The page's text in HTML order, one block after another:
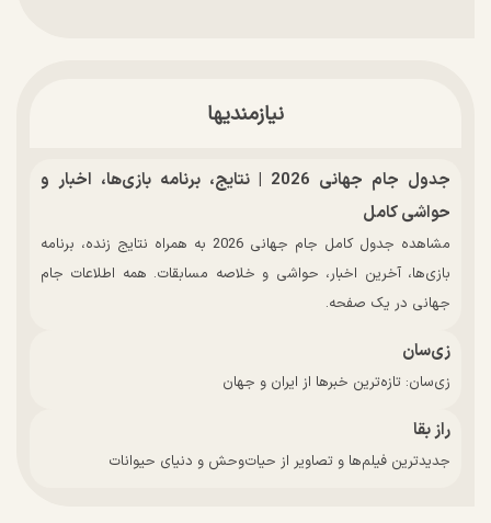
نیازمندیها
جدول جام جهانی 2026 | نتایج، برنامه بازی‌ها، اخبار و
حواشی کامل
مشاهده جدول کامل جام جهانی 2026 به همراه نتایج زنده، برنامه
بازی‌ها، آخرین اخبار، حواشی و خلاصه مسابقات. همه اطلاعات جام
جهانی در یک صفحه.
زی‌سان
زی‌سان: تازه‌ترین خبرها از ایران و جهان
راز بقا
جدیدترین فیلم‌ها و تصاویر از حیات‌وحش و دنیای حیوانات